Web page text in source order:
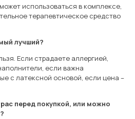
использоваться в комплексе,
терапевтическое средство
лучший?
Если страдаете аллергией,
если важна
с латексной основой, если цена –
перед покупкой, или можно